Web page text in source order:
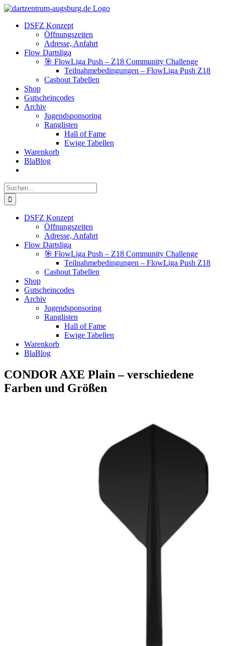
Zum
springen
Facebook
Instagram
YouTube
DSFZ Konzept
Öffnungszeiten
Adresse, Anfahrt
Flow Dartsliga
🎯 FlowLiga Push – Z18 Community Challenge
Teilnahmebedingungen – FlowLiga Push Z18
Cashout Tabellen
Shop
Gutscheincodes
Archiv
Jugendsponsoring
Ranglisten
Hall of Fame
Ewige Tabellen
Warenkorb
BlaBlog
Suche
nach:
DSFZ Konzept
Öffnungszeiten
Adresse, Anfahrt
Flow Dartsliga
🎯 FlowLiga Push – Z18 Community Challenge
Teilnahmebedingungen – FlowLiga Push Z18
Cashout Tabellen
Shop
Gutscheincodes
Archiv
Jugendsponsoring
Ranglisten
Hall of Fame
Ewige Tabellen
Warenkorb
BlaBlog
CONDOR AXE Plain – verschiedene
Farben und Größen